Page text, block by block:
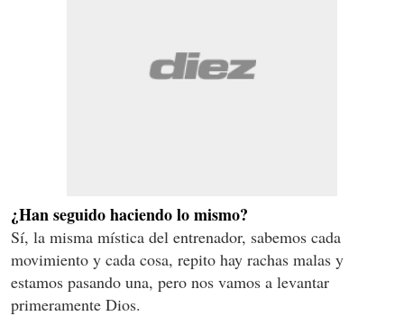
¿Han seguido haciendo lo mismo?
Sí, la misma mística del entrenador, sabemos cada
movimiento y cada cosa, repito hay rachas malas y
estamos pasando una, pero nos vamos a levantar
primeramente Dios.